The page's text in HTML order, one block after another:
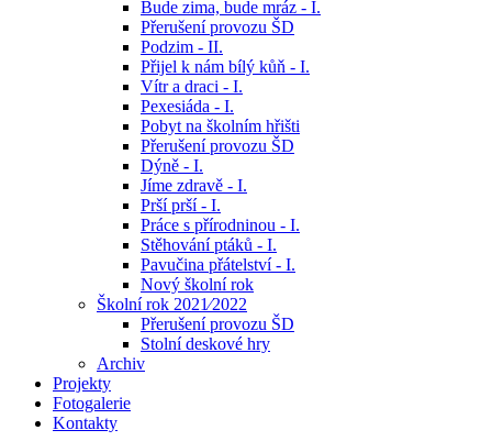
Bude zima, bude mráz - I.
Přerušení provozu ŠD
Podzim - II.
Přijel k nám bílý kůň - I.
Vítr a draci - I.
Pexesiáda - I.
Pobyt na školním hřišti
Přerušení provozu ŠD
Dýně - I.
Jíme zdravě - I.
Prší prší - I.
Práce s přírodninou - I.
Stěhování ptáků - I.
Pavučina přátelství - I.
Nový školní rok
Školní rok 2021⁄2022
Přerušení provozu ŠD
Stolní deskové hry
Archiv
Projekty
Fotogalerie
Kontakty